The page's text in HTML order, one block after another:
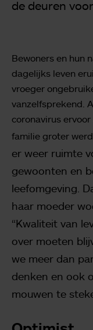
de deuren
Bewoners en hun
dagelijks leven
vroeger
vanzelfsprekend.
coronavirus
familie groter
er weer ruimte
gewoonten en
leefomgeving.
haar moeder
“Kwaliteit van
over moeten
we meer dan
denken en ook
mouwen te